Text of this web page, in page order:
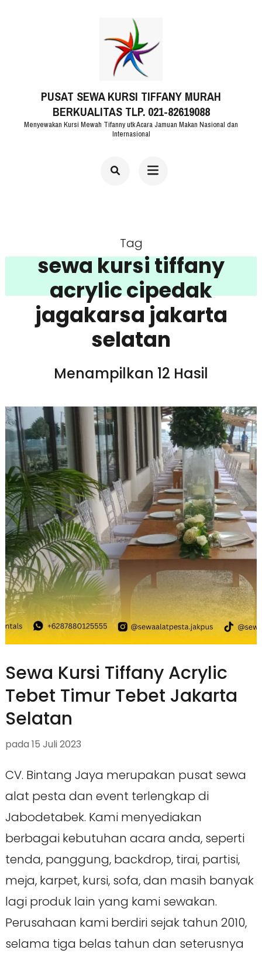
PUSAT SEWA KURSI TIFFANY MURAH
BERKUALITAS TLP. 021-82619088
Menyewakan Kursi Mewah Tifanny utk Acara Jamuan Makan Nasional dan
Internasional
Tag
sewa kursi tiffany
acrylic cipedak
jagakarsa jakarta
selatan
Menampilkan 12 Hasil
Sewa Kursi Tiffany Acrylic
Tebet Timur Tebet Jakarta
Selatan
pada 15 Juli 2023
CV. Bintang Jaya merupakan pusat sewa
alat pesta dan event terlengkap di
Jabodetabek. Kami menyediakan
berbagai kebutuhan acara anda, seperti
tenda, panggung, backdrop, tirai, partisi,
meja, karpet, kursi, sofa, dan masih banyak
lagi produk lain yang kami sewakan.
Perusahaan kami berdiri sejak tahun 2010,
selama tiga belas tahun dan seterusnya